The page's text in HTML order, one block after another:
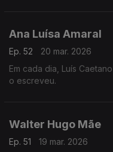
Ana Luísa Amaral
Ep. 52
20 mar. 2026
Em cada dia, Luís
o escreveu.
Walter Hugo Mãe
Ep. 51
19 mar. 2026